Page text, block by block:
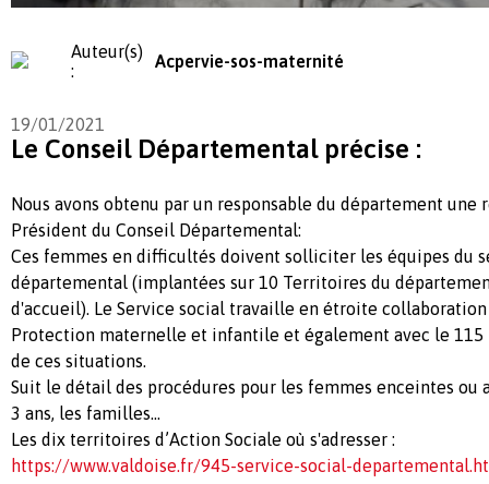
Auteur(s)
:
Acpervie-sos-maternité
19/01/2021
Le Conseil Départemental précise :
Nous avons obtenu par un responsable du département une
Président du Conseil Départemental:
Ces femmes en difficultés doivent solliciter les équipes du
départemental (implantées sur 10 Territoires du
d'accueil). Le Service social travaille en étroite
Protection maternelle et infantile et également avec le 115
de ces situations.
Suit le détail des procédures pour les femmes enceintes ou
3 ans, les familles...
Les dix territoires d’Action Sociale où s'adresser :
https://www.valdoise.fr/945-service-social-